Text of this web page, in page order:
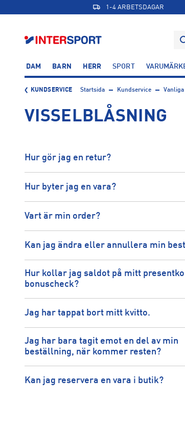
1-4 ARBETSDAGAR
DAM BARN HERR SPORT
KUNDSERVICE Startsida Kundservice
VISSELBLÅSNING
Hur gör jag en retur?
Hur byter jag en vara?
Vart är min order?
Kan jag ändra eller annullera min
Hur kollar jag saldot på mitt
bonuscheck?
Jag har tappat bort mitt kvitto.
Jag har bara tagit emot en del av min
beställning, när kommer resten?
Kan jag reservera en vara i butik?